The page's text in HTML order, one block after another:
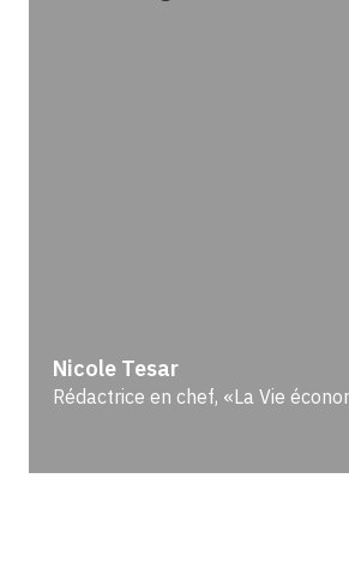
Nicole Tesar
Rédactrice en chef, «La Vie